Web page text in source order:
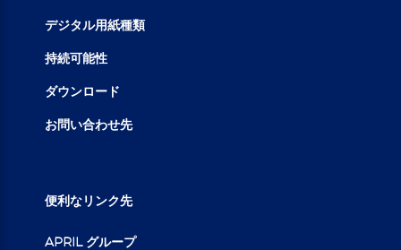
デジタル用紙種類
持続可能性
ダウンロード
お問い合わせ先
便利なリンク先
APRIL グループ